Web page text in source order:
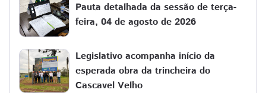
Pauta detalhada da sessão de terça-
feira, 04 de agosto de 2026
Legislativo acompanha início da
esperada obra da trincheira do
Cascavel Velho